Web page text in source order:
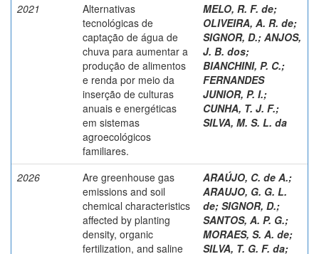
2021
Alternativas
tecnológicas de
captação de água de
chuva para aumentar a
produção de alimentos
e renda por meio da
inserção de culturas
anuais e energéticas
em sistemas
agroecológicos
familiares.
MELO, R. F. de;
OLIVEIRA, A. R. de;
SIGNOR, D.; ANJOS,
J. B. dos;
BIANCHINI, P. C.;
FERNANDES
JUNIOR, P. I.;
CUNHA, T. J. F.;
SILVA, M. S. L. da
2026
Are greenhouse gas
emissions and soil
chemical characteristics
affected by planting
density, organic
fertilization, and saline
ARAÚJO, C. de A.;
ARAUJO, G. G. L.
de; SIGNOR, D.;
SANTOS, A. P. G.;
MORAES, S. A. de;
SILVA, T. G. F. da;